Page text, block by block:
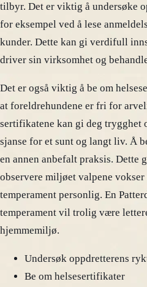
tilbyr. Det er viktig å undersøke
for eksempel ved å lese
kunder. Dette kan gi verdifull
driver sin virksomhet og
Det er også viktig å be om
at foreldrehundene er fri for
sertifikatene kan gi deg trygghet
sjanse for et sunt og langt liv. Å
en annen anbefalt praksis. Dette
observere miljøet valpene
temperament personlig. En
temperament vil trolig være
hjemmemiljø.
Undersøk oppdretterens
Be om helsesertifikater